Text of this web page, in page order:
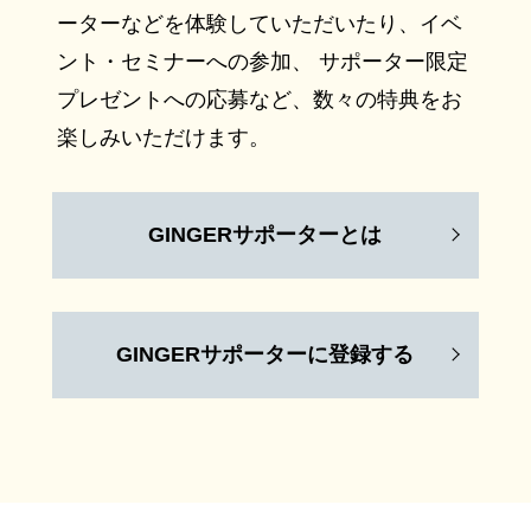
ーターなどを体験していただいたり、イベ
ント・セミナーへの参加、 サポーター限定
プレゼントへの応募など、数々の特典をお
楽しみいただけます。
GINGERサポーターとは
GINGERサポーターに登録する